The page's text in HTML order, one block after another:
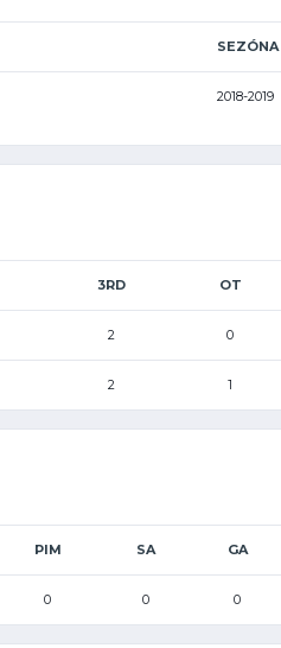
SEZÓNA
2018-2019
3RD OT
2 0
2 1
PIM SA GA
0 0 0